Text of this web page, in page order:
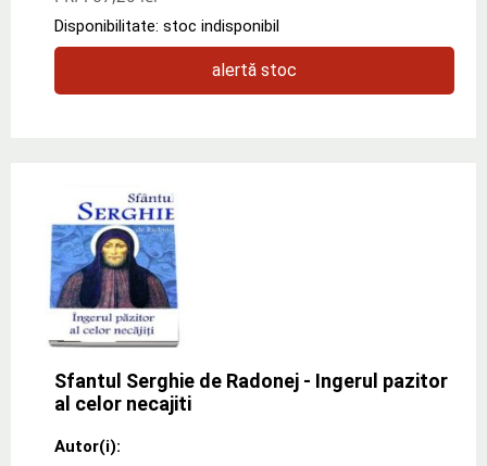
Disponibilitate: stoc indisponibil
alertă stoc
Sfantul Serghie de Radonej - Ingerul pazitor
al celor necajiti
Autor(i):